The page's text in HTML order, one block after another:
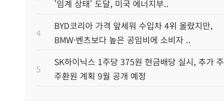
'임계 상태' 도달, 미국 에너지부..
4
BYD코리아 가격 앞세워 수입차 4위 올랐지만,
BMW·벤츠보다 높은 공임비에 소비자 ..
5
SK하이닉스 1주당 375원 현금배당 실시, 추가 주
주환원 계획 9월 공개 예정